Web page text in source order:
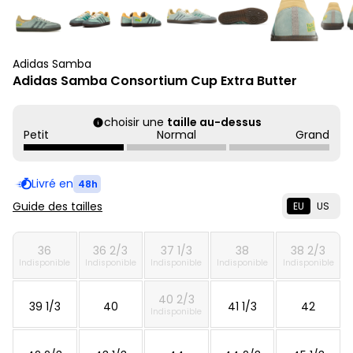
Adidas Samba
Adidas Samba Consortium Cup Extra Butter
choisir une taille au-dessus
Petit
Normal Grand
Livré en 48h
Guide des tailles EU US
36
Indisponible
36 2/3
Indisponible
37 1/3
Indisponible
38
Indisponible
38 2/3
Indisponible
39 1/3 40 40 2/3
Indisponible 41 1/3 42